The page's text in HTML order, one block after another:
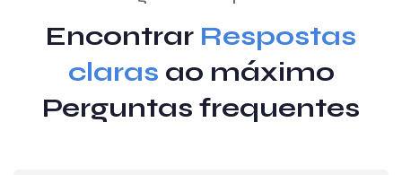
Encontrar Respostas
claras ao máximo
Perguntas frequentes